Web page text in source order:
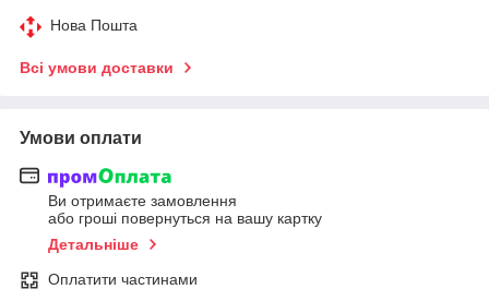
Нова Пошта
Всі умови доставки
Умови оплати
Ви отримаєте замовлення
або гроші повернуться на вашу картку
Детальніше
Оплатити частинами